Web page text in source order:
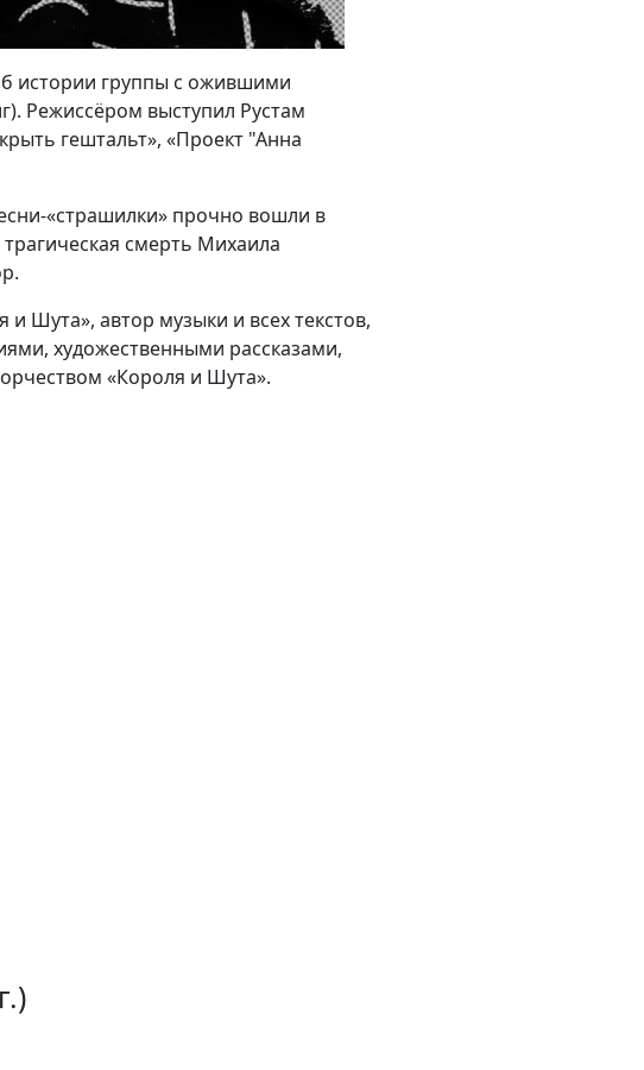
истории группы с ожившими
Режиссёром выступил Рустам
гештальт», «Проект "Анна
«страшилки» прочно вошли в
смерть Михаила
Шута», автор музыки и всех текстов,
художественными рассказами,
«Короля и Шута».